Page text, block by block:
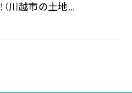
（川越市の土地…